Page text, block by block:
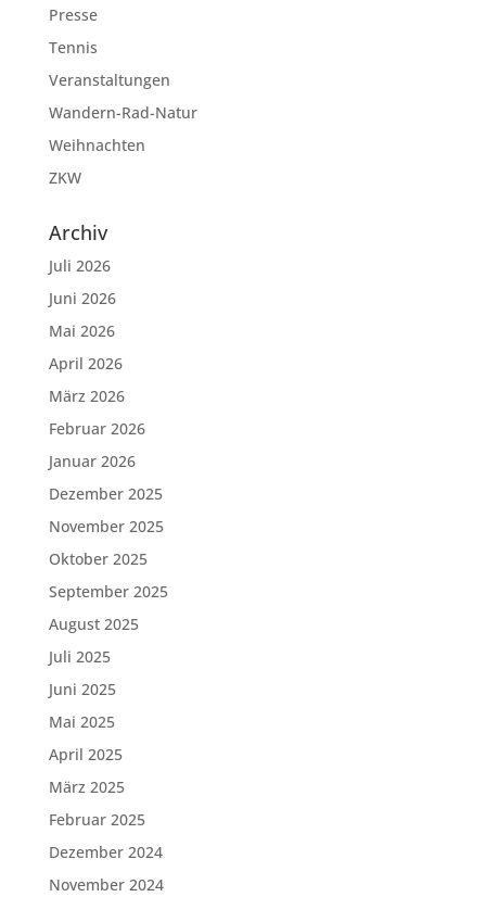
Presse
Tennis
Veranstaltungen
Wandern-Rad-Natur
Weihnachten
ZKW
Archiv
Juli 2026
Juni 2026
Mai 2026
April 2026
März 2026
Februar 2026
Januar 2026
Dezember 2025
November 2025
Oktober 2025
September 2025
August 2025
Juli 2025
Juni 2025
Mai 2025
April 2025
März 2025
Februar 2025
Dezember 2024
November 2024